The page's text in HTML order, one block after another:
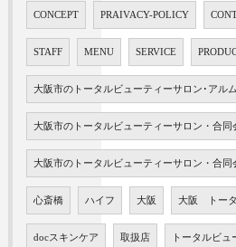
CONCEPT PRAIVACY-POLICY
STAFF MENU SERVICE
大阪市のトータルビューティーサロン･アル
大阪市のトータルビューティーサロン・合同
大阪市のトータルビューティーサロン・合同
心斎橋 ハイフ 大阪 大阪 トー
docスキンケア 取扱店 トータルビュ